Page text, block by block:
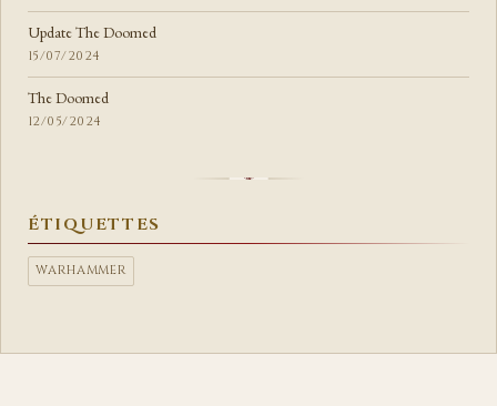
Update The Doomed
15/07/2024
The Doomed
12/05/2024
ÉTIQUETTES
WARHAMMER